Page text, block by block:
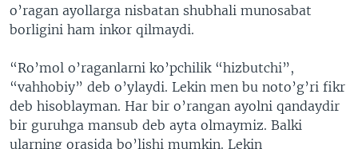
o’ragan ayollarga nisbatan shubhali munosabat
borligini ham inkor qilmaydi.
“Ro’mol o’raganlarni ko’pchilik “hizbutchi”,
“vahhobiy” deb o’ylaydi. Lekin men bu noto’g’ri fikr
deb hisoblayman. Har bir o’rangan ayolni qandaydir
bir guruhga mansub deb ayta olmaymiz. Balki
ularning orasida bo’lishi mumkin. Lekin